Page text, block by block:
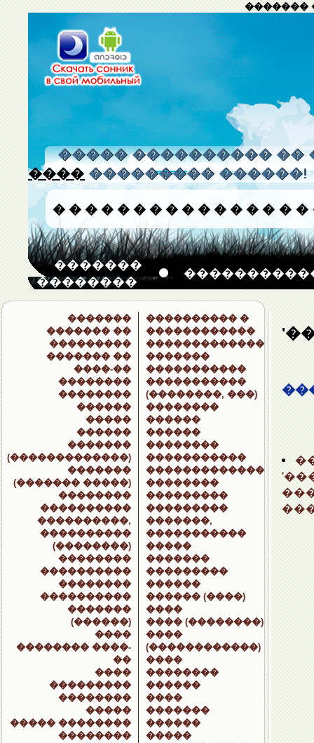
�������
����� ���������� ��
���� ��������� ������!
� � � � � � � � � � � � � � � �
�������
��������
�������
������� ��
���������
������� ��
����-��
��������
��������
������
�����
������
�������
(�������������)
�������
(������� �����)
��������
����������
����������,
����������
(��������)
��������
����������
��������
����������
�������
(������)
����
�������� ����-
��
����
���������
��������
�����
����� ��������
��������
���������� �
������������
�������������
�������
�����������
�����������
(��������, ���)
��������
������
������
��������
�����������
�������������
��������
���������
���������
�������,
�����������
�����
�������
���������
������
������ (����)
����
���� (��������)
����
(������������)
����
��������
������
����
�������
������
�����